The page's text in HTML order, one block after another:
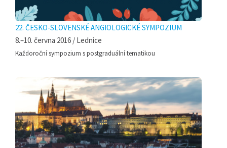
22. ČESKO-SLOVENSKÉ ANGIOLOGICKÉ SYMPOZIUM
8.–10. června 2016 / Lednice
Každoroční sympozium s postgraduální tematikou